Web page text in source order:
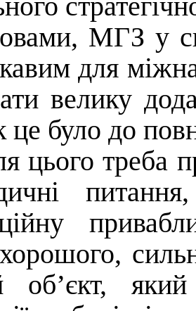
МГЗ у
для
велику
це було до
цього треба
об’єкт,